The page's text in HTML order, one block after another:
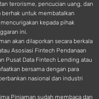
terorisme, pencucian uang, dan
berhak untuk membatalkan
kepada pihak
ini.
akan dilaporkan secara berkala
Asosiasi Fintech Pendanaan
Pusat Data Fintech Lending atau
bersama dengan para
nasional dan industri
Pinjaman sudah membaca dan